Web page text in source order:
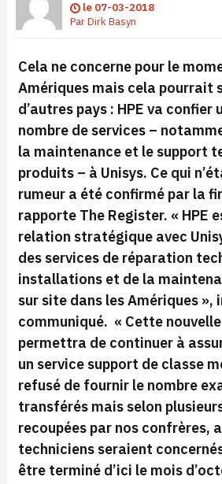
le 07-03-2018
ParDirk Basyn
Cela ne concerne pour le
Amériques mais cela pourrait
d’autres pays : HPE va confier
nombre de services –
la maintenance et le support
produits – à Unisys. Ce qui
rumeur a été confirmé par la
rapporte The Register. « HPE
relation stratégique avec
des services de réparation
installations et de la
sur site dans les Amériques »,
communiqué. « Cette
permettra de continuer à
un service support de classe
refusé de fournir le nombre
transférés mais selon
recoupées par nos confrères,
techniciens seraient
être terminé d’ici le mois